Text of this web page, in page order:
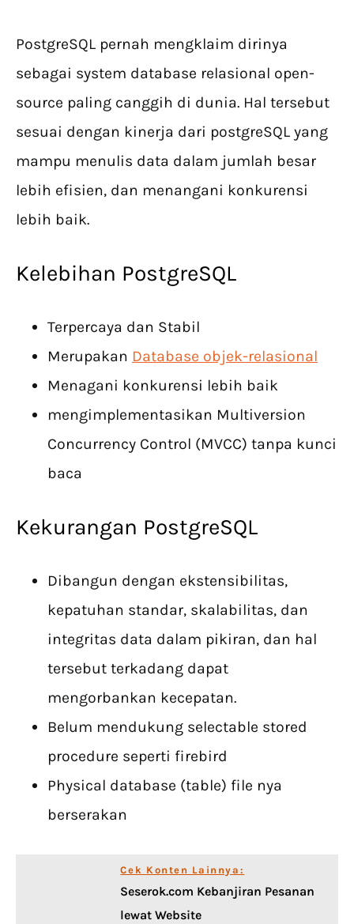
PostgreSQL pernah mengklaim dirinya
sebagai system database relasional open-
source paling canggih di dunia. Hal tersebut
sesuai dengan kinerja dari postgreSQL yang
mampu menulis data dalam jumlah besar
lebih efisien, dan menangani konkurensi
lebih baik.
Kelebihan PostgreSQL
Terpercaya dan Stabil
Merupakan Database objek-relasional
Menagani konkurensi lebih baik
mengimplementasikan Multiversion
Concurrency Control (MVCC) tanpa kunci
baca
Kekurangan PostgreSQL
Dibangun dengan ekstensibilitas,
kepatuhan standar, skalabilitas, dan
integritas data dalam pikiran, dan hal
tersebut terkadang dapat
mengorbankan kecepatan.
Belum mendukung selectable stored
procedure seperti firebird
Physical database (table) file nya
berserakan
Cek Konten Lainnya:
Seserok.com Kebanjiran Pesanan
lewat Website